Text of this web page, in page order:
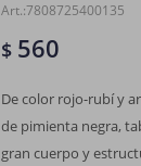
7808725400135
$ 560
De color rojo-rubí y
de pimienta negra,
gran cuerpo y